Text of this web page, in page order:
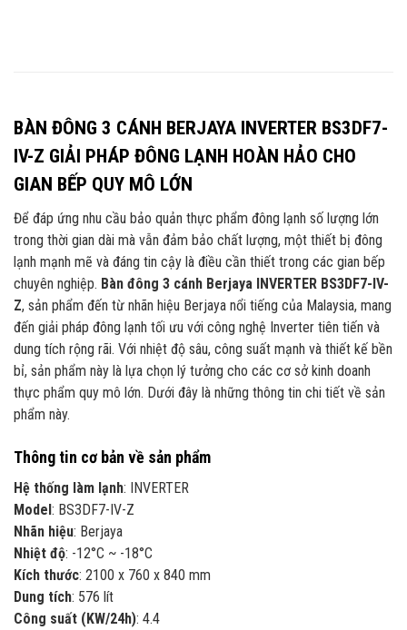
BÀN ĐÔNG 3 CÁNH BERJAYA INVERTER BS3DF7-
IV-Z GIẢI PHÁP ĐÔNG LẠNH HOÀN HẢO CHO
GIAN BẾP QUY MÔ LỚN
Để đáp ứng nhu cầu bảo quản thực phẩm đông lạnh số lượng lớn
trong thời gian dài mà vẫn đảm bảo chất lượng, một thiết bị đông
lạnh mạnh mẽ và đáng tin cậy là điều cần thiết trong các gian bếp
chuyên nghiệp. Bàn đông 3 cánh Berjaya INVERTER BS3DF7-IV-
Z, sản phẩm đến từ nhãn hiệu Berjaya nổi tiếng của Malaysia, mang
đến giải pháp đông lạnh tối ưu với công nghệ Inverter tiên tiến và
dung tích rộng rãi. Với nhiệt độ sâu, công suất mạnh và thiết kế bền
bỉ, sản phẩm này là lựa chọn lý tưởng cho các cơ sở kinh doanh
thực phẩm quy mô lớn. Dưới đây là những thông tin chi tiết về sản
phẩm này.
Thông tin cơ bản về sản phẩm
Hệ thống làm lạnh: INVERTER
Model: BS3DF7-IV-Z
Nhãn hiệu: Berjaya
Nhiệt độ: -12°C ~ -18°C
Kích thước: 2100 x 760 x 840 mm
Dung tích: 576 lít
Công suất (KW/24h): 4.4